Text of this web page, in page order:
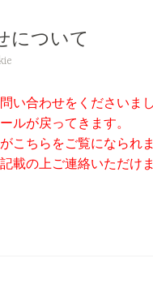
について
い合わせをくださいま
ルが戻ってきます。
こちらをご覧になられ
載の上ご連絡いただけ